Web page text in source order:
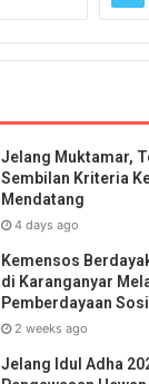
Jelang Muktamar,
Sembilan Kriteria
Mendatang
4 days ago
Kemensos
di Karanganyar
Pemberdayaan
2 weeks ago
Jelang Idul Adha